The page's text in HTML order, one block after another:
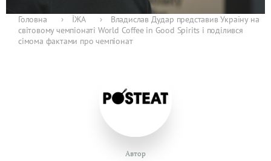
Головна › ЇЖА ›
Владислав Дудар представив Україну на
світовому чемпіонаті World Coffee in Good Spirits і поділився
сімома фактами про чемпіонат
Автор